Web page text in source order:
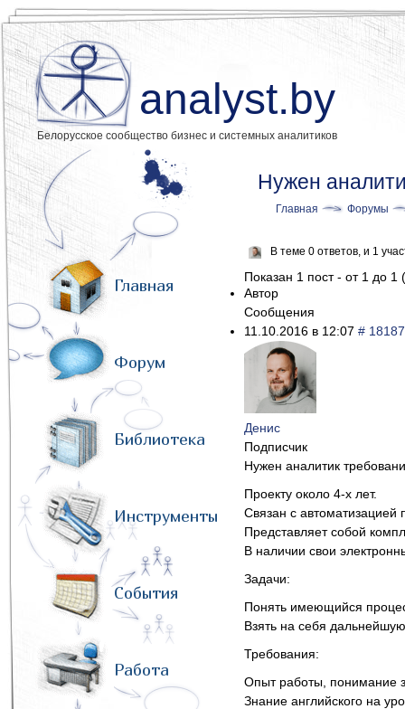
analyst.by
Белорусское сообщество бизнес и системных аналитиков
Главная
Форум
Библиотека
Инструменты
События
Работа
Нужен
Главная Форумы
В теме 0 ответов, и 1
Показан 1 пост - от 1 до 1
Автор
Сообщения
11.10.2016 в 12:07 # 18187
Денис
Подписчик
Нужен аналитик
Проекту около 4-х лет.
Связан с автоматизацией
Представляет собой
В наличии свои
Задачи:
Понять имеющийся
Взять на себя
Требования:
Опыт работы, понимание
Знание английского на